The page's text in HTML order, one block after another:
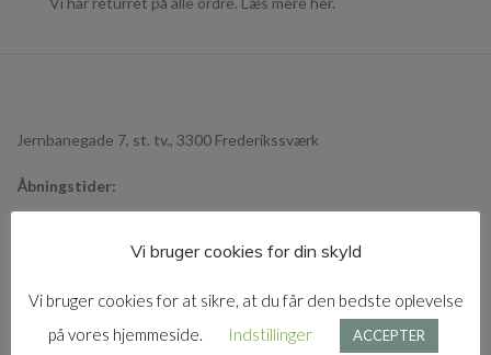
Jernbanegade 7, st. tv., 3300 Frederikssværk
Åbningstider:
Tirsdag - Fredag: 10 - 17
29 70 28 31
Vi bruger cookies for din skyld
Vi bruger cookies for at sikre, at du får den bedste oplevelse
på vores hjemmeside.
Indstillinger ACCEPTER